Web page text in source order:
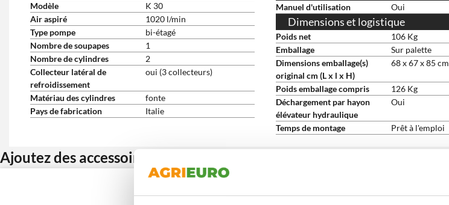
Modèle
K 30
Air aspiré
1020 l/min
Type pompe
bi-étagé
Nombre de soupapes
1
Nombre de cylindres
2
Collecteur latéral de
refroidissement
oui (3 collecteurs)
Matériau des cylindres
fonte
Pays de fabrication
Italie
Manuel d'utilisation Oui
Dimensions et logistique
Poids net
106 Kg
Emballage
Sur palette
Dimensions emballage(s)
original cm (L x l x H)
68 x 67 x 85 cm
Poids emballage compris
126 Kg
Déchargement par hayon
élévateur hydraulique
Oui
Temps de montage Prêt à l'emploi
Ajoutez des accessoires et bénéficiez d’une remise